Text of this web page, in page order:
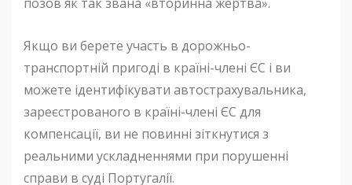
Якщо ви берете участь в дорожньо-
транспортній пригоді в країні-члені ЄС і ви
можете ідентифікувати автострахувальника,
зареєстрованого в країні-члені ЄС для
компенсації, ви не повинні зіткнутися з
реальними ускладненнями при порушенні
справи в суді Португалії.